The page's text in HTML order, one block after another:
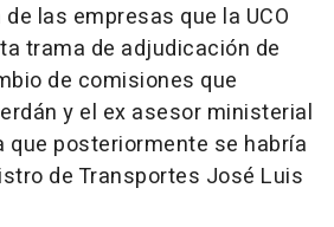
las empresas que la UCO
trama de adjudicación de
de comisiones que
y el ex asesor ministerial
que posteriormente se habría
de Transportes José Luis